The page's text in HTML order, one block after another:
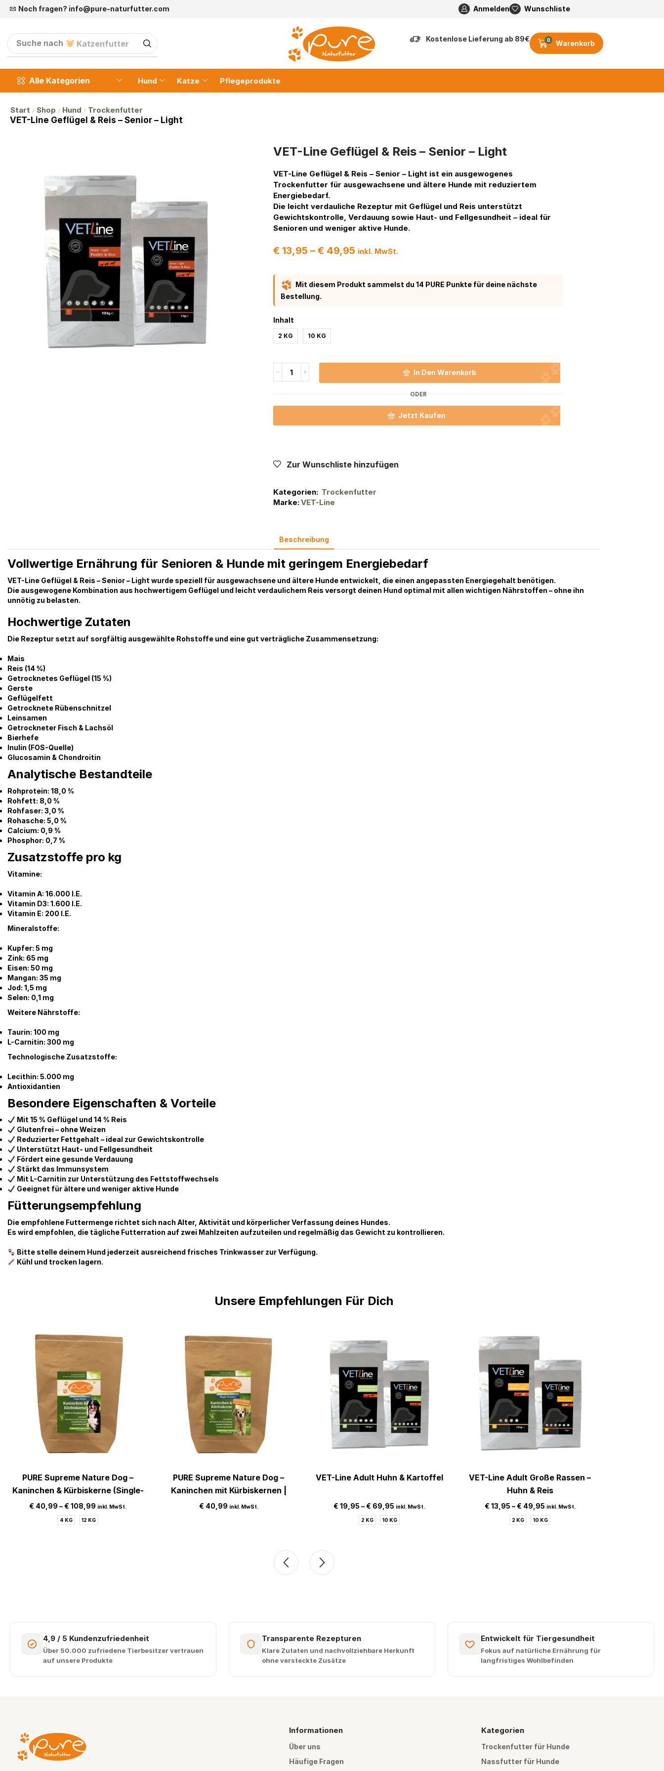
Noch fragen? info@pure-naturfutter.com Anmelden Wunschliste
Suche nach Katzenfutter Kostenlose Lieferung ab 89€ 0 Warenkorb
Alle Kategorien Hund Katze Pflegeprodukte
Start / Shop / Hund / Trockenfutter
VET-Line Geflügel & Reis – Senior – Light
VET-Line Geflügel & Reis – Senior – Light
VET-Line Geflügel & Reis – Senior – Light ist ein ausgewogenes
Trockenfutter für ausgewachsene und ältere Hunde mit reduziertem
Energiebedarf.
Die leicht verdauliche Rezeptur mit Geflügel und Reis unterstützt
Gewichtskontrolle, Verdauung sowie Haut- und Fellgesundheit – ideal für
Senioren und weniger aktive Hunde.
€ 13,95 – € 49,95 inkl. MwSt.
Mit diesem Produkt sammelst du 14 PURE Punkte für deine nächste
Bestellung.
Inhalt
2 KG 10 KG
In Den Warenkorb
ODER
Jetzt Kaufen
Zur Wunschliste hinzufügen
Kategorien: Trockenfutter
Marke:VET-Line
Beschreibung
Vollwertige Ernährung für Senioren & Hunde mit geringem Energiebedarf
VET-Line Geflügel & Reis – Senior – Light wurde speziell für ausgewachsene und ältere Hunde entwickelt, die einen angepassten Energiegehalt benötigen.
Die ausgewogene Kombination aus hochwertigem Geflügel und leicht verdaulichem Reis versorgt deinen Hund optimal mit allen wichtigen Nährstoffen – ohne ihn
unnötig zu belasten.
Hochwertige Zutaten
Die Rezeptur setzt auf sorgfältig ausgewählte Rohstoffe und eine gut verträgliche Zusammensetzung:
Mais
Reis (14 %)
Getrocknetes Geflügel (15 %)
Gerste
Geflügelfett
Getrocknete Rübenschnitzel
Leinsamen
Getrockneter Fisch & Lachsöl
Bierhefe
Inulin (FOS-Quelle)
Glucosamin & Chondroitin
Analytische Bestandteile
Rohprotein: 18,0 %
Rohfett: 8,0 %
Rohfaser: 3,0 %
Rohasche: 5,0 %
Calcium: 0,9 %
Phosphor: 0,7 %
Zusatzstoffe pro kg
Vitamine:
Vitamin A: 16.000 I.E.
Vitamin D3: 1.600 I.E.
Vitamin E: 200 I.E.
Mineralstoffe:
Kupfer: 5 mg
Zink: 65 mg
Eisen: 50 mg
Mangan: 35 mg
Jod: 1,5 mg
Selen: 0,1 mg
Weitere Nährstoffe:
Taurin: 100 mg
L-Carnitin: 300 mg
Technologische Zusatzstoffe:
Lecithin: 5.000 mg
Antioxidantien
Besondere Eigenschaften & Vorteile
Mit 15 % Geflügel und 14 % Reis
Glutenfrei – ohne Weizen
Reduzierter Fettgehalt – ideal zur Gewichtskontrolle
Unterstützt Haut- und Fellgesundheit
Fördert eine gesunde Verdauung
Stärkt das Immunsystem
Mit L-Carnitin zur Unterstützung des Fettstoffwechsels
Geeignet für ältere und weniger aktive Hunde
Fütterungsempfehlung
Die empfohlene Futtermenge richtet sich nach Alter, Aktivität und körperlicher Verfassung deines Hundes.
Es wird empfohlen, die tägliche Futterration auf zwei Mahlzeiten aufzuteilen und regelmäßig das Gewicht zu kontrollieren.
Bitte stelle deinem Hund jederzeit ausreichend frisches Trinkwasser zur Verfügung.
Kühl und trocken lagern.
Unsere Empfehlungen Für Dich
PURE Supreme Nature Dog –
Kaninchen & Kürbiskerne (Single-
Protein, getreidefrei)
€ 40,99 –€ 108,99 inkl. MwSt.
4 KG 12 KG
PURE Supreme Nature Dog –
Kaninchen mit Kürbiskernen |
Kleine Kroketten (4 kg)
€ 40,99 inkl. MwSt.
VET-Line Adult Huhn & Kartoffel
€ 19,95 –€ 69,95 inkl. MwSt.
2 KG 10 KG
VET-Line Adult Große Rassen –
Huhn & Reis
€ 13,95 –€ 49,95 inkl. MwSt.
2 KG 10 KG
4,9 / 5 Kundenzufriedenheit
Über 50.000 zufriedene Tierbesitzer vertrauen
auf unsere Produkte
Transparente Rezepturen
Klare Zutaten und nachvollziehbare Herkunft
ohne versteckte Zusätze
Entwickelt für Tiergesundheit
Fokus auf natürliche Ernährung für
langfristiges Wohlbefinden
Informationen
Über uns
Häufige Fragen
Kategorien
Trockenfutter für Hunde
Nassfutter für Hunde